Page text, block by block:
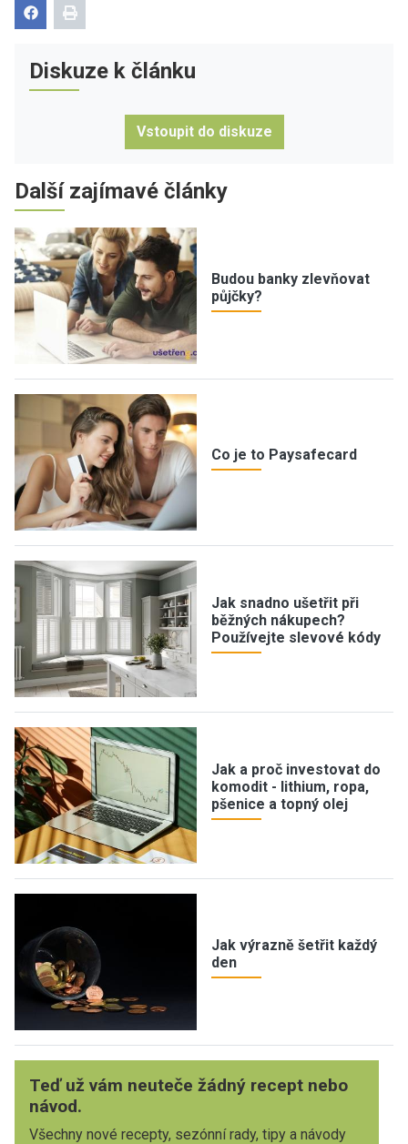
Diskuze k článku
Vstoupit do diskuze
Další zajímavé články
Budou banky zlevňovat
půjčky?
Co je to Paysafecard
Jak snadno ušetřit při
běžných nákupech?
Používejte slevové kódy
Jak a proč investovat do
komodit - lithium, ropa,
pšenice a topný olej
Jak výrazně šetřit každý
den
Teď už vám neuteče žádný recept nebo
návod.
Všechny nové recepty, sezónní rady, tipy a návody